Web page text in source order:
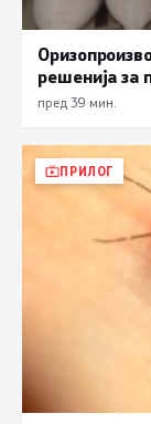
решенија за
пред 39 мин.
ПРИЛОГ